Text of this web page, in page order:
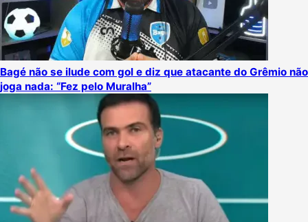
Bagé não se ilude com gol e diz que atacante do Grêmio não
joga nada: “Fez pelo Muralha”